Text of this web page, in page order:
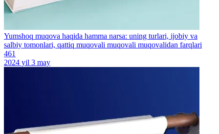
Yumshoq muqova haqida hamma narsa: uning turlari, ijobiy va
salbiy tomonlari, qattiq muqovali muqovali muqovalidan farqlari
461
2024 yil 3 may